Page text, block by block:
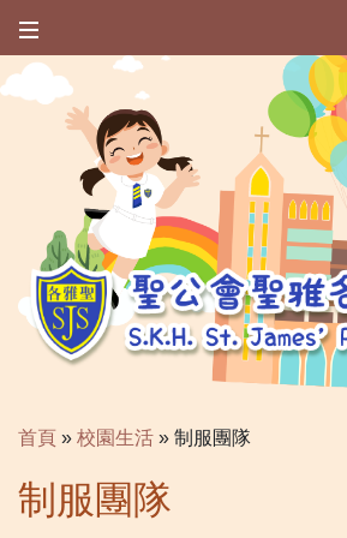
首頁 » 校園生活 » 制服團隊
制服團隊